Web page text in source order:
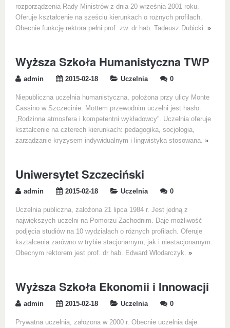
rozporządzenia Rady Ministrów z dnia 20 września 2001 roku.
Oferuje kształcenie na sześciu kierunkach o rożnych profilach.
Obecnie funkcję rektora pełni prof. zw. dr hab. Tadeusz Dubicki. »
Wyższa Szkoła Humanistyczna TWP
admin 2015-02-18 Uczelnia 0
Niepubliczna uczelnia humanistyczna, położona przy ulicy Monte
Cassino w Szczecinie. Mottem przewodnim uczelni jest hasło:
„Rodzinna atmosfera i kompetentni wykładowcy”. Uczelnia oferuje
kształcenie na czterech kierunkach: pedagogika, socjologia,
zarządzanie kryzysem indywidualnym i lingwistyka stosowana. »
Uniwersytet Szczeciński
admin 2015-02-18 Uczelnia 0
Uczelnia publiczna, założona 21 lipca 1984 r. Jest jedną z
największych uczelni na Pomorzu Zachodnim. Daje możliwość
podjęcia studiów na 10 wydziałach o różnych profilach. Oferuje
kształcenia zarówno w trybie stacjonarnym, jak i niestacjonarnym.
Obecnym rektorem jest prof. dr hab. Edward Włodarczyk. »
Wyższa Szkoła Ekonomii i Innowacji
admin 2015-02-18 Uczelnia 0
Prywatna uczelnia, założona w 2000 r. Obecnie uczelnia daje